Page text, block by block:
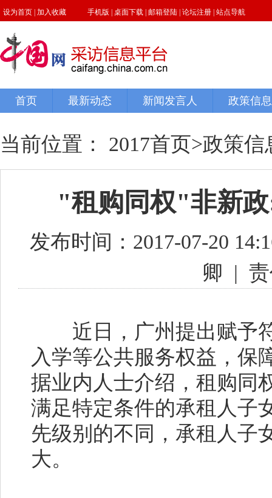
当前位置： 2017首页>政策信
"租购同权"非新
发布时间：2017-07-20
卿 |
近日，广州提出赋予符
入学等公共服务权益，保
据业内人士介绍，租购同
满足特定条件的承租人子
先级别的不同，承租人子
大。